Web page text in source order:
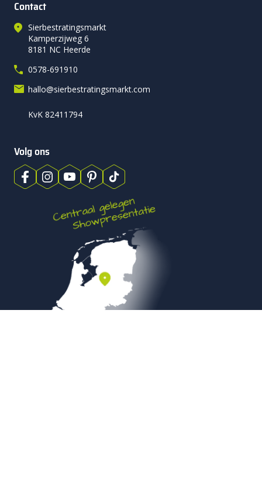
Contact
Sierbestratingsmarkt
Kamperzijweg 6
8181 NC Heerde
0578-691910
hallo@sierbestratingsmarkt.com
KvK 82411794
Volg ons